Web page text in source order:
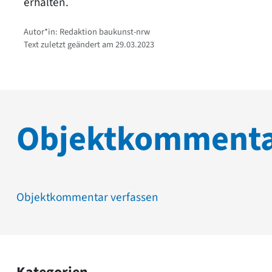
Autor*in: Redaktion baukunst-nrw
Text zuletzt geändert am 29.03.2023
Objektkommentar verfassen